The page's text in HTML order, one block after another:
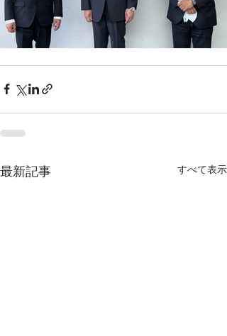
最新記事 すべて表示